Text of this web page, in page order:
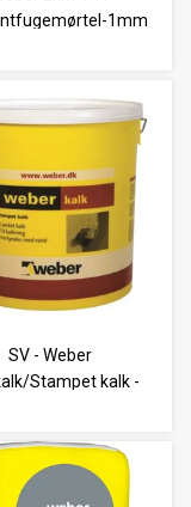
1mm
SV - Weber
Stampet kalk -